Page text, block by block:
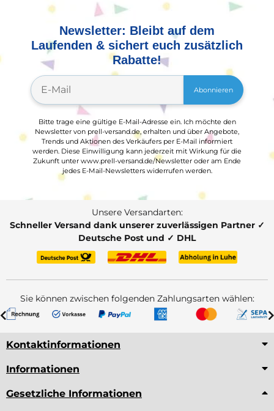
Newsletter: Bleibt auf dem
Laufenden & sichert euch zusätzlich
Rabatte!
Abonnieren
Bitte trage eine gültige E-Mail-Adresse ein. Ich möchte den
Newsletter von prell-versand.de, erhalten und über Angebote,
Trends und Aktionen des Verkäufers per E-Mail informiert
werden. Diese Einwilligung kann jederzeit mit Wirkung für die
Zukunft unter www.prell-versand.de/Newsletter oder am Ende
jedes E-Mail-Newsletters widerrufen werden.
Unsere Versandarten:
Schneller Versand dank unserer zuverlässigen Partner ✓
Deutsche Post und ✓ DHL
Sie können zwischen folgenden Zahlungsarten wählen:
Kontaktinformationen
Informationen
Gesetzliche Informationen